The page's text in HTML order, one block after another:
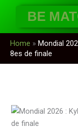
contenu
BE
Home » Mondial
8es de finale